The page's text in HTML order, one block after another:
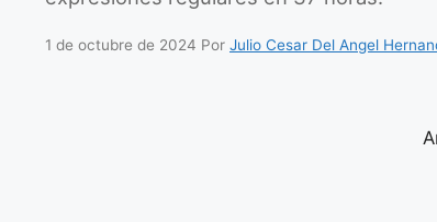
1 de octubre de 2024 Por Julio Cesar Del Angel